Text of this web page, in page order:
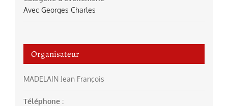
Avec Georges Charles
Organisateur
MADELAIN Jean François
Téléphone :